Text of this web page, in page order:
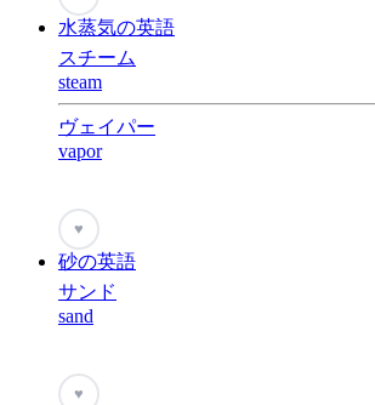
水蒸気の英語
スチーム
steam
ヴェイパー
vapor
♥
砂の英語
サンド
sand
♥